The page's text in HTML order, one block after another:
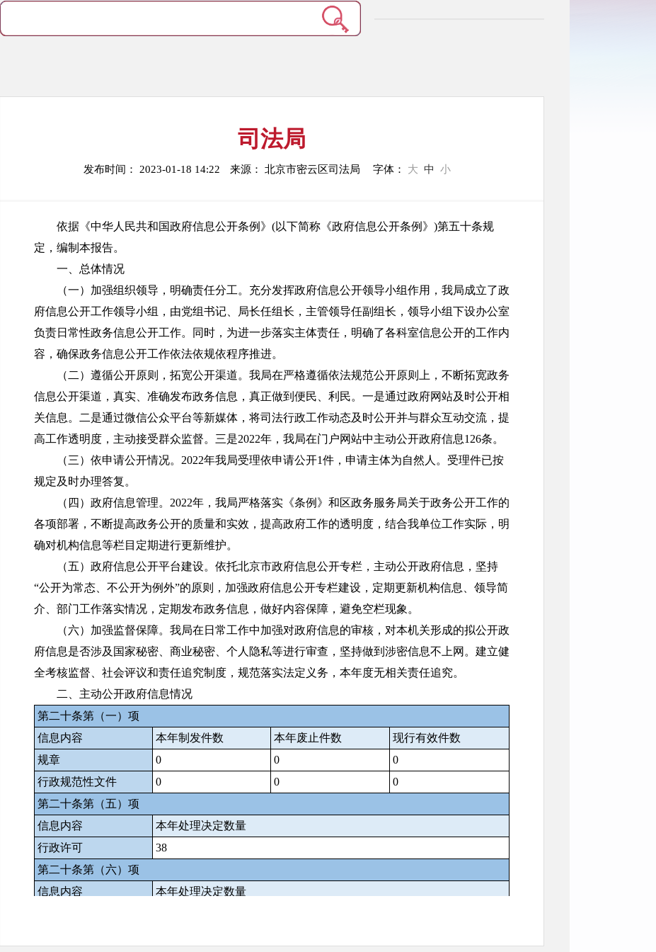
司法局
发布时间： 2023-01-18 14:22 来源： 北京市密云区司法局 字体： 大 中 小
依据《中华人民共和国政府信息公开条例》(以下简称《政府信息公开条例》)第五十条规
定，编制本报告。
一、总体情况
（一）加强组织领导，明确责任分工。充分发挥政府信息公开领导小组作用，我局成立了政
府信息公开工作领导小组，由党组书记、局长任组长，主管领导任副组长，领导小组下设办公室
负责日常性政务信息公开工作。同时，为进一步落实主体责任，明确了各科室信息公开的工作内
容，确保政务信息公开工作依法依规依程序推进。
（二）遵循公开原则，拓宽公开渠道。我局在严格遵循依法规范公开原则上，不断拓宽政务
信息公开渠道，真实、准确发布政务信息，真正做到便民、利民。一是通过政府网站及时公开相
关信息。二是通过微信公众平台等新媒体，将司法行政工作动态及时公开并与群众互动交流，提
高工作透明度，主动接受群众监督。三是2022年，我局在门户网站中主动公开政府信息126条。
（三）依申请公开情况。2022年我局受理依申请公开1件，申请主体为自然人。受理件已按
规定及时办理答复。
（四）政府信息管理。2022年，我局严格落实《条例》和区政务服务局关于政务公开工作的
各项部署，不断提高政务公开的质量和实效，提高政府工作的透明度，结合我单位工作实际，明
确对机构信息等栏目定期进行更新维护。
（五）政府信息公开平台建设。依托北京市政府信息公开专栏，主动公开政府信息，坚持
“公开为常态、不公开为例外”的原则，加强政府信息公开专栏建设，定期更新机构信息、领导简
介、部门工作落实情况，定期发布政务信息，做好内容保障，避免空栏现象。
（六）加强监督保障。我局在日常工作中加强对政府信息的审核，对本机关形成的拟公开政
府信息是否涉及国家秘密、商业秘密、个人隐私等进行审查，坚持做到涉密信息不上网。建立健
全考核监督、社会评议和责任追究制度，规范落实法定义务，本年度无相关责任追究。
二、主动公开政府信息情况
第二十条第（一）项
信息内容
本年制发件数 本年废止件数
现行有效件数
规章
0 0
0
行政规范性文件
0 0
0
第二十条第（五）项
信息内容
本年处理决定数量
行政许可
38
第二十条第（六）项
信息内容
本年处理决定数量